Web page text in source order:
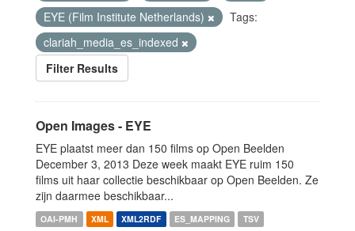
EYE (Film Institute Netherlands)
Tags:
clariah_media_es_indexed
Filter Results
Open Images - EYE
EYE plaatst meer dan 150 films op Open Beelden
December 3, 2013 Deze week maakt EYE ruim 150
films uit haar collectie beschikbaar op Open Beelden. Ze
zijn daarmee beschikbaar...
OAI-PMH XML XML2RDF ES_MAPPING TSV